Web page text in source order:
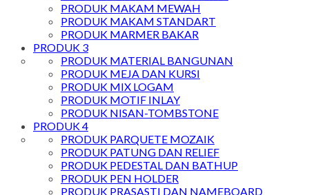
PRODUK MAKAM MEWAH
PRODUK MAKAM STANDART
PRODUK MARMER BAKAR
PRODUK 3
PRODUK MATERIAL BANGUNAN
PRODUK MEJA DAN KURSI
PRODUK MIX LOGAM
PRODUK MOTIF INLAY
PRODUK NISAN-TOMBSTONE
PRODUK 4
PRODUK PARQUETE MOZAIK
PRODUK PATUNG DAN RELIEF
PRODUK PEDESTAL DAN BATHUP
PRODUK PEN HOLDER
PRODUK PRASASTI DAN NAMEBOARD